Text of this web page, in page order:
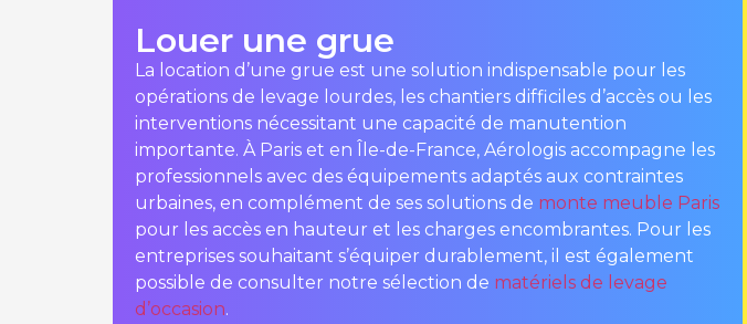
Louer une grue
La location d’une grue est une solution indispensable pour les
opérations de levage lourdes, les chantiers difficiles d’accès ou les
interventions nécessitant une capacité de manutention
importante. À Paris et en Île-de-France, Aérologis accompagne les
professionnels avec des équipements adaptés aux contraintes
urbaines, en complément de ses solutions de monte meuble Paris
pour les accès en hauteur et les charges encombrantes. Pour les
entreprises souhaitant s’équiper durablement, il est également
possible de consulter notre sélection de matériels de levage
d’occasion.